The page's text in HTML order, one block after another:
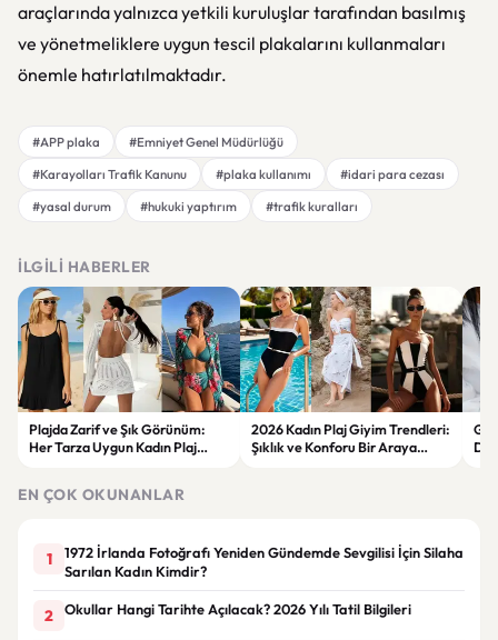
araçlarında yalnızca yetkili kuruluşlar tarafından basılmış
ve yönetmeliklere uygun tescil plakalarını kullanmaları
önemle hatırlatılmaktadır.
#APP plaka
#Emniyet Genel Müdürlüğü
#Karayolları Trafik Kanunu
#plaka kullanımı
#idari para cezası
#yasal durum
#hukuki yaptırım #trafik kuralları
İLGILI HABERLER
Plajda Zarif ve Şık Görünüm:
Her Tarza Uygun Kadın Plaj
2026 Kadın Plaj Giyim Trendleri:
Şıklık ve Konforu Bir Araya
EN ÇOK OKUNANLAR
1
1972 İrlanda Fotoğrafı Yeniden Gündemde Sevgilisi İçin Silaha
Sarılan Kadın Kimdir?
2 Okullar Hangi Tarihte Açılacak? 2026 Yılı Tatil Bilgileri